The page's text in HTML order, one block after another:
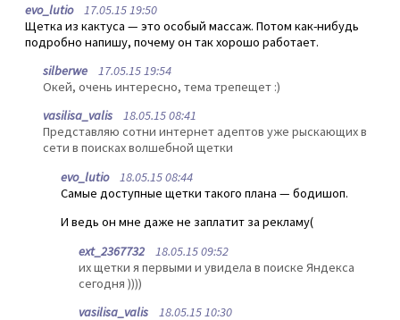
evo_lutio17.05.15 19:50
Щетка из кактуса — это особый массаж. Потом как-нибудь
подробно напишу, почему он так хорошо работает.
silberwe 17.05.15 19:54
Окей, очень интересно, тема трепещет :)
vasilisa_valis 18.05.15 08:41
Представляю сотни интернет адептов уже рыскающих в
сети в поисках волшебной щетки
evo_lutio18.05.15 08:44
Самые доступные щетки такого плана — бодишоп.
И ведь он мне даже не заплатит за рекламу(
ext_2367732 18.05.15 09:52
их щетки я первыми и увидела в поиске Яндекса
сегодня ))))
vasilisa_valis 18.05.15 10:30